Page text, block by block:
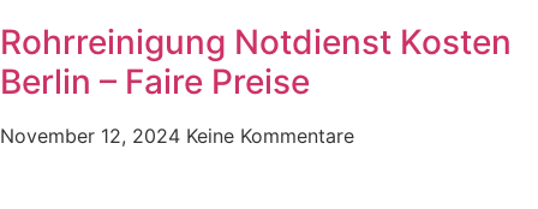
Rohrreinigung Notdienst Kosten
Berlin – Faire Preise
November 12, 2024 Keine Kommentare